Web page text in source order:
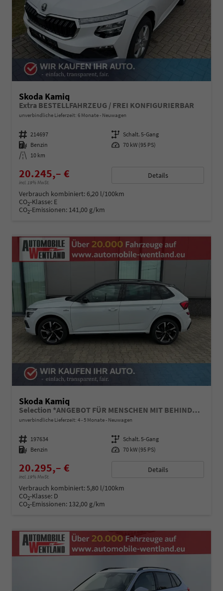
Skoda Kamiq
Extra BESTELLFAHRZEUG / FREI KONFIGURIERBAR
unverbindliche Lieferzeit: 6 Monate Neuwagen
Fahrzeugnummer 214697 Getriebe Schalt. 5-Gang
Kraftstoff Benzin Leistung 70 kW (95 PS)
Kilometerstand 10 km
20.245,– €
incl. 19% MwSt.
Details
Verbrauch kombiniert:6,20 l/100km
CO2-Klasse: E
CO2-Emissionen: 141,00 g/km
Skoda Kamiq
Selection *ANGEBOT FÜR MENSCHEN MIT BEHINDERUNG AB 50%! 1.0 TSI 95PS, Klimaanlage, Sitzheizung, Parksensoren hinten, LED-Scheinwerfer, Tempomat, Infotainment 8", Virtual Cockpit Nebelscheinwerfer, Dachreling
unverbindliche Lieferzeit: 4 - 5 Monate Neuwagen
Fahrzeugnummer 197634 Getriebe Schalt. 5-Gang
Kraftstoff Benzin Leistung 70 kW (95 PS)
20.295,– €
incl. 19% MwSt.
Details
Verbrauch kombiniert:5,80 l/100km
CO2-Klasse: D
CO2-Emissionen: 132,00 g/km